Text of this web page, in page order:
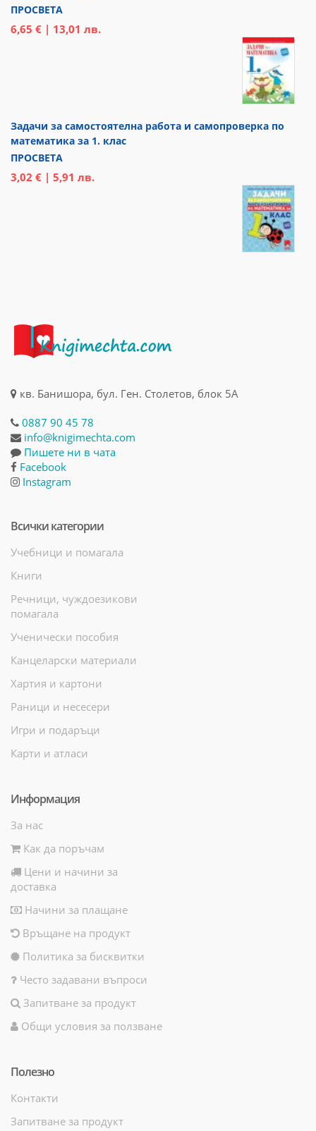
ПРОСВЕТА
6,65 € | 13,01 лв.
Задачи за самостоятелна работа и самопроверка по
математика за 1. клас
ПРОСВЕТА
3,02 € | 5,91 лв.
кв. Банишора, бул. Ген. Столетов, блок 5А
0887 90 45 78
info@knigimechta.com
Пишете ни в чата
Facebook
Instagram
Всички категории
Учебници и помагала
Книги
Речници, чуждоезикови
помагала
Ученически пособия
Канцеларски материали
Хартия и картони
Раници и несесери
Игри и подаръци
Карти и атласи
Информация
За нас
Как да поръчам
Цени и начини за
доставка
Начини за плащане
Връщане на продукт
Политика за бисквитки
Често задавани въпроси
Запитване за продукт
Общи условия за ползване
Полезно
Контакти
Запитване за продукт